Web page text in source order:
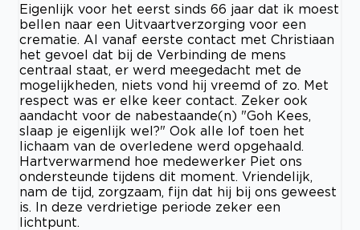
Eigenlijk voor het eerst sinds 66 jaar dat ik moest
bellen naar een Uitvaartverzorging voor een
crematie. Al vanaf eerste contact met Christiaan
het gevoel dat bij de Verbinding de mens
centraal staat, er werd meegedacht met de
mogelijkheden, niets vond hij vreemd of zo. Met
respect was er elke keer contact. Zeker ook
aandacht voor de nabestaande(n) "Goh Kees,
slaap je eigenlijk wel?" Ook alle lof toen het
lichaam van de overledene werd opgehaald.
Hartverwarmend hoe medewerker Piet ons
ondersteunde tijdens dit moment. Vriendelijk,
nam de tijd, zorgzaam, fijn dat hij bij ons geweest
is. In deze verdrietige periode zeker een
lichtpunt.